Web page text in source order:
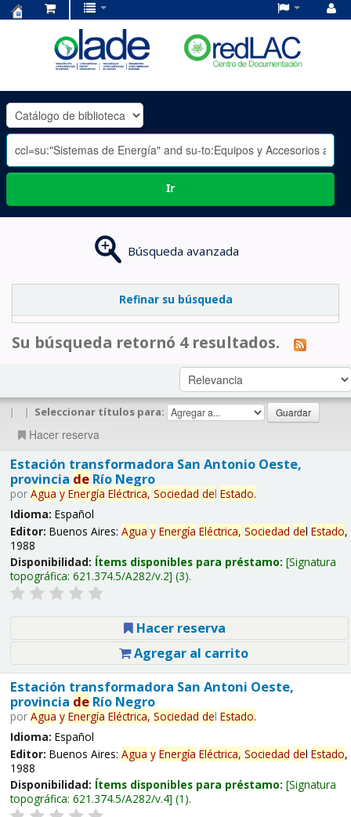
OLADE
-
Ir
Búsqueda avanzada
Refinar su búsqueda
Su búsqueda retornó 4 resultados.
| | Seleccionar títulos para:
Hacer reserva
Estación transformadora San Antonio Oeste,
provincia deRío Negro
por Agua y Energía Eléctrica, Sociedad del Estado.
Idioma: Español
Editor: Buenos Aires: Agua y Energía Eléctrica, Sociedad del Estado,
1988
Disponibilidad: Ítems disponibles para préstamo: Signatura
topográfica: 621.374.5/A282/v.2 (3).
Hacer reserva
Agregar al carrito
Estación transformadora San Antoni Oeste,
provincia deRío Negro
por Agua y Energía Eléctrica, Sociedad del Estado.
Idioma: Español
Editor: Buenos Aires: Agua y Energía Eléctrica, Sociedad del Estado,
1988
Disponibilidad: Ítems disponibles para préstamo: Signatura
topográfica: 621.374.5/A282/v.4 (1).